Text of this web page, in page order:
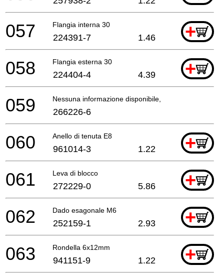
Flangia interna 30 +
057 224391-7 1.46
Flangia esterna 30 +
058 224404-4 4.39
Nessuna informazione disponibile, non ordinabile
059 266226-6
Anello di tenuta E8 +
060 961014-3 1.22
Leva di blocco +
061 272229-0 5.86
Dado esagonale M6 +
062 252159-1 2.93
Rondella 6x12mm +
063 941151-9 1.22